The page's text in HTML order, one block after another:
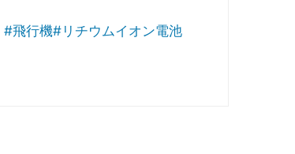
#飛行機#リチウムイオン電池